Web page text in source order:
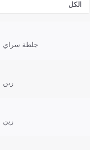
الكل
جلطة سراي
رين
رين